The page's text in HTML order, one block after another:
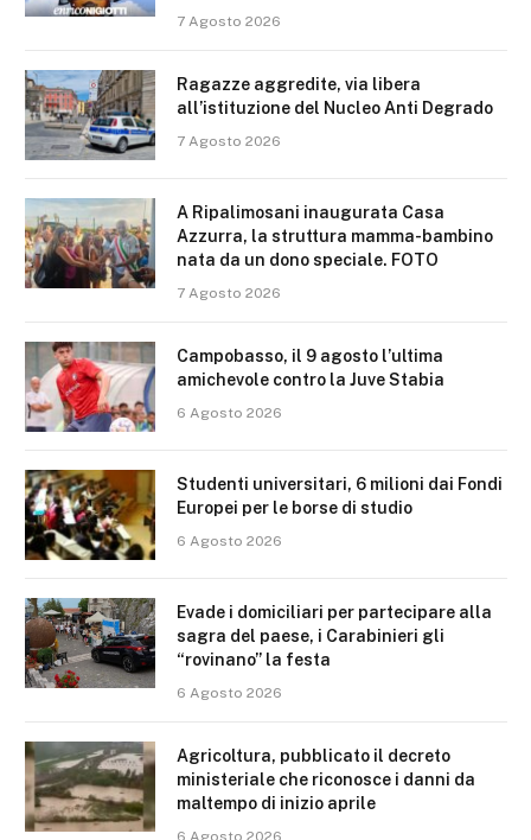
7 Agosto 2026
Ragazze aggredite, via libera
all’istituzione del Nucleo Anti Degrado
7 Agosto 2026
A Ripalimosani inaugurata Casa
Azzurra, la struttura mamma-bambino
nata da un dono speciale. FOTO
7 Agosto 2026
Campobasso, il 9 agosto l’ultima
amichevole contro la Juve Stabia
6 Agosto 2026
Studenti universitari, 6 milioni dai Fondi
Europei per le borse di studio
6 Agosto 2026
Evade i domiciliari per partecipare alla
sagra del paese, i Carabinieri gli
“rovinano” la festa
6 Agosto 2026
Agricoltura, pubblicato il decreto
ministeriale che riconosce i danni da
maltempo di inizio aprile